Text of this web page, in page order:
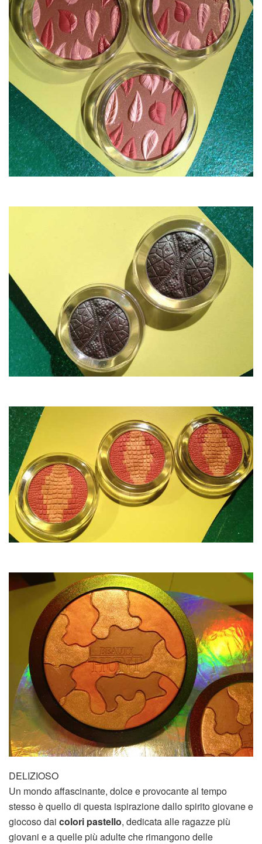
DELIZIOSO
Un mondo affascinante, dolce e provocante al tempo
stesso è quello di questa ispirazione dallo spirito giovane e
giocoso dai colori pastello, dedicata alle ragazze più
giovani e a quelle più adulte che rimangono delle